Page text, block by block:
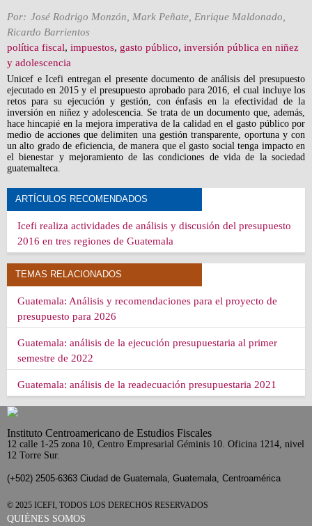
Por: José Rodrigo Monzón Mark Peñate Enrique Maldonado
Ricardo Barrientos
política fiscal, impuestos, gasto público, inversión pública en niñez
y adolescencia
Unicef e Icefi entregan el presente documento de análisis del presupuesto
ejecutado en 2015 y el presupuesto aprobado para 2016, el cual incluye los
retos para su ejecución y gestión, con énfasis en la efectividad de la
inversión en niñez y adolescencia. Se trata de un documento que, además,
hace hincapié en la mejora imperativa de la calidad en el gasto público por
medio de acciones que delimiten una gestión transparente, oportuna y con
un alto grado de eficiencia, de manera que el gasto social tenga impacto en
el bienestar y mejoramiento de las condiciones de vida de la sociedad
guatemalteca.
ARTÍCULOS RECOMENDADOS
Icefi realiza actividades de análisis y discusión del presupuesto
2016 en tres regiones de Guatemala
TEMAS RELACIONADOS
Guatemala: Análisis y recomendaciones para el proyecto de
presupuesto para 2026
Guatemala: análisis de la ejecución presupuestaria al primer
semestre de 2022
Guatemala: análisis de la readecuación presupuestaria 2021
Instituto Centroamericano de Estudios Fiscales
12 calle 1-25 zona 10, Centro Empresarial Géminis 10. Oficina 1214, nivel
12 Torre Sur.
(+502) 2505-6363 Ciudad de Guatemala, Guatemala, Centroamérica
© 2025 ICEFI, TODOS LOS DERECHOS RESERVADOS
QUIÉNES SOMOS